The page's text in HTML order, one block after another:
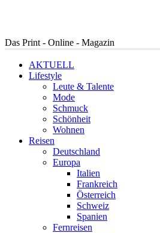
Das Print - Online - Magazin
AKTUELL
Lifestyle
Leute & Talente
Mode
Schmuck
Schönheit
Wohnen
Reisen
Deutschland
Europa
Italien
Frankreich
Österreich
Schweiz
Spanien
Fernreisen